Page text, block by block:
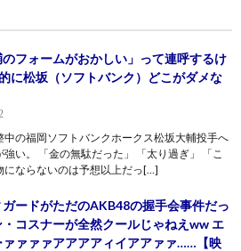
のフォームがおかしい」って連呼するけ
に松坂（ソフトバンク）どこがダメな
中の福岡ソフトバンクホークス松坂大輔投手へ
い。 「金の無駄だった」 「太り過ぎ」 「こ
にならないのは予想以上だっ[…]
ードがただのAKB48の握手会事件だっ
コスナーが全然クールじゃねえww エ
ァァァァアアアアィイアアァァ……【映